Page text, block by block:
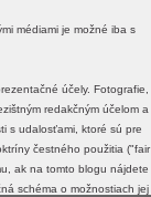
médiami je možné iba s
účely. Fotografie,
redakčným účelom a
s udalosťami, ktoré sú pre
čestného použitia ("fair
ak na tomto blogu nájdete
schéma o možnostiach jej